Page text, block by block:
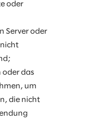
oder
Server oder
oder das
um
die nicht